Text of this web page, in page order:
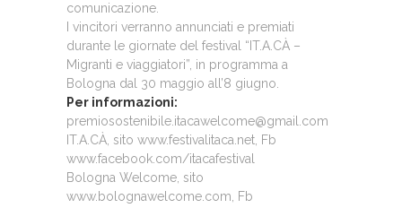
comunicazione.
I vincitori verranno annunciati e premiati
durante le giornate del festival “IT.A.CÀ –
Migranti e viaggiatori”, in programma a
Bologna dal 30 maggio all’8 giugno.
Per informazioni:
premiosostenibile.itacawelcome@gmail.com
IT.A.CÀ, sito www.festivalitaca.net, Fb
www.facebook.com/itacafestival
Bologna Welcome, sito
www.bolognawelcome.com, Fb